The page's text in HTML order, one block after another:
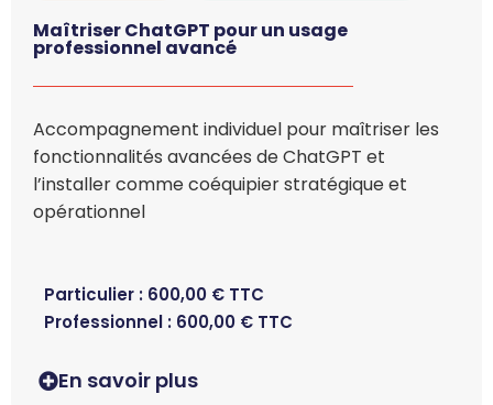
Maîtriser ChatGPT pour un usage
professionnel avancé
Accompagnement individuel pour maîtriser les
fonctionnalités avancées de ChatGPT et
l’installer comme coéquipier stratégique et
opérationnel
Particulier : 600,00 € TTC
Professionnel : 600,00 € TTC
En savoir plus